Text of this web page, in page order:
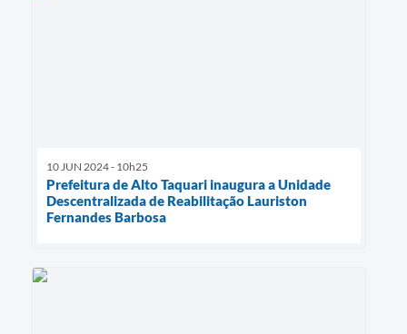
10 JUN 2024 - 10h25
Prefeitura de Alto Taquari inaugura a Unidade
Descentralizada de Reabilitação Lauriston
Fernandes Barbosa